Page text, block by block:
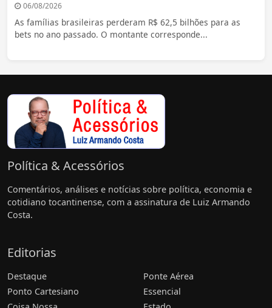
06/08/2026
As famílias brasileiras perderam R$ 62,5 bilhões para as
bets no ano passado. O montante corresponde...
Política & Acessórios
Comentários, análises e notícias sobre política, economia e
cotidiano tocantinense, com a assinatura de Luiz Armando
Costa.
Editorias
Destaque
Ponto Cartesiano
Ponte Aérea
Essencial